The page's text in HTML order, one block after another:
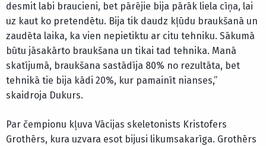
desmit labi braucieni, bet pārējie bija pārāk liela cīņa, lai
uz kaut ko pretendētu. Bija tik daudz kļūdu braukšanā un
zaudēta laika, ka vien nepietiktu ar citu tehniku. Sākumā
būtu jāsakārto braukšana un tikai tad tehnika. Manā
skatījumā, braukšana sastādīja 80% no rezultāta, bet
tehnikā tie bija kādi 20%, kur pamainīt nianses,”
skaidroja Dukurs.
Par čempionu kļuva Vācijas skeletonists Kristofers
Grothērs, kura uzvara esot bijusi likumsakarīga. Grothērs